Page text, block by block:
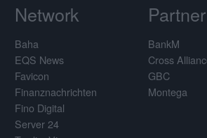
Network
Baha
EQS News
Favicon
Finanznachrichten
Fino Digital
Server 24
Partner
BankM
Cross
GBC
Montega